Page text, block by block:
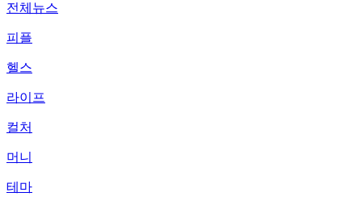
전체뉴스
피플
헬스
라이프
컬처
머니
테마